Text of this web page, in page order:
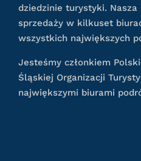
dziedzinie turystyki.
sprzedaży w kilkuset
wszystkich największych
Jesteśmy członkiem
Śląskiej Organizacji
największymi biurami